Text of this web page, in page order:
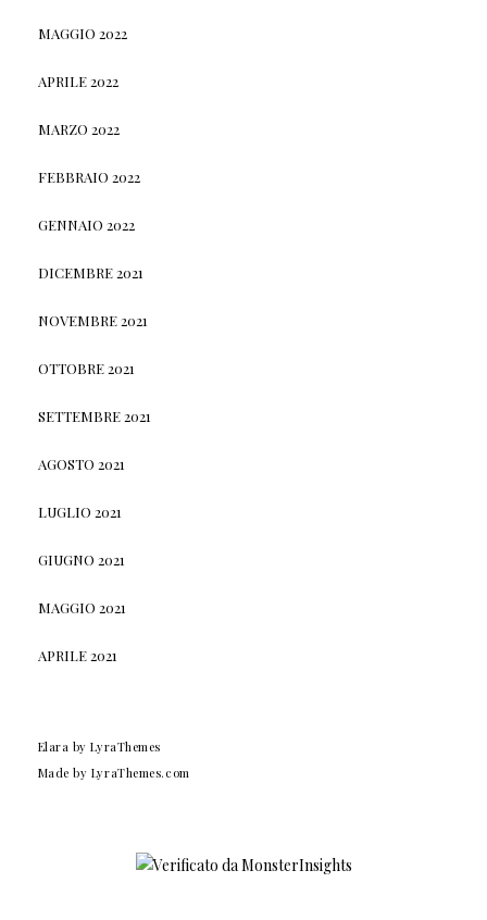
MAGGIO 2022
APRILE 2022
MARZO 2022
FEBBRAIO 2022
GENNAIO 2022
DICEMBRE 2021
NOVEMBRE 2021
OTTOBRE 2021
SETTEMBRE 2021
AGOSTO 2021
LUGLIO 2021
GIUGNO 2021
MAGGIO 2021
APRILE 2021
Elara by LyraThemes
Made by LyraThemes.com